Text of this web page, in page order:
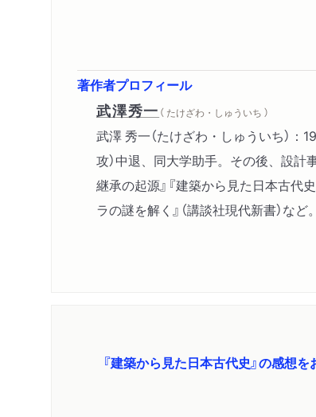
著作者プロフィール
武澤秀一 （ たけざわ・しゅういち ）
武澤 秀一（たけざわ・しゅういち）
攻）中退、同大学助手。その後、設
継承の起源』『建築から見た日本古代
ラの謎を解く』（講談社現代新書）など。
『建築から見た日本古代史』の感想を